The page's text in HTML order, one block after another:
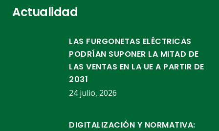
Actualidad
LAS FURGONETAS ELÉCTRICAS
PODRÍAN SUPONER LA MITAD DE
LAS VENTAS EN LA UE A PARTIR DE
2031
24 julio, 2026
DIGITALIZACIÓN Y NORMATIVA: